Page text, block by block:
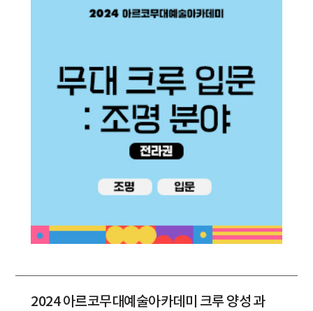
2024 아르코무대예술아카데미 크루 양성 과